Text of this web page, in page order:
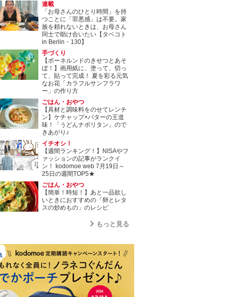
連載
「お母さんのひとり時間」を持
つことに「罪悪感」は不要。家
族を頼れないときは、お母さん
同士で助け合いたい【タベコト
in Berlin・130】
手づくり
【ボーネルンドのきせつとあそ
ぼ！】画用紙に、塗って、切っ
て、貼って完成！ 夏を彩る元気
なお花「カラフルサンフラワ
ー」の作り方
ごはん・おやつ
【具材と調味料をのせてレンチ
ン】ケチャップ×バターの王道
味！「うどんナポリタン」ので
きあがり♪
イチオシ！
【週間ランキング！】NISAやフ
ァッションの記事がランクイ
ン！ kodomoe web 7月19日～
25日の週間TOP5★
ごはん・おやつ
【簡単！時短！】あと一品欲し
いときにおすすめの「卵とレタ
スの炒めもの」のレシピ
もっと見る